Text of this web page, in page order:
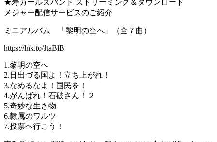
★寿ガールズバンド ストリーミング＆ダウンロード
メジャー配信サービスのご紹介
ミニアルバム 「黎明の空へ」（全７曲）
https://lnk.to/JtaBlB
1.黎明の空へ
2.日出づる国よ！立ち上がれ！
3.なめるなよ！国民を！
4.がんばれ！石破さん！２
5.奇妙な生き物
6.隷属のワルツ
7.投票へ行こう！